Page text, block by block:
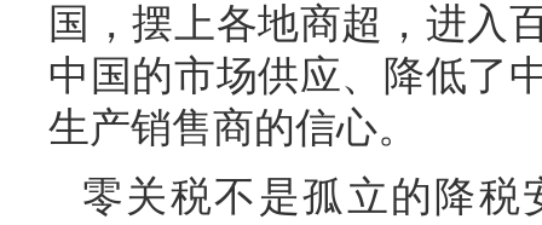
国，摆上各地商超，进入
中国的市场供应、降低了
生产销售商的信心。
零关税不是孤立的降税